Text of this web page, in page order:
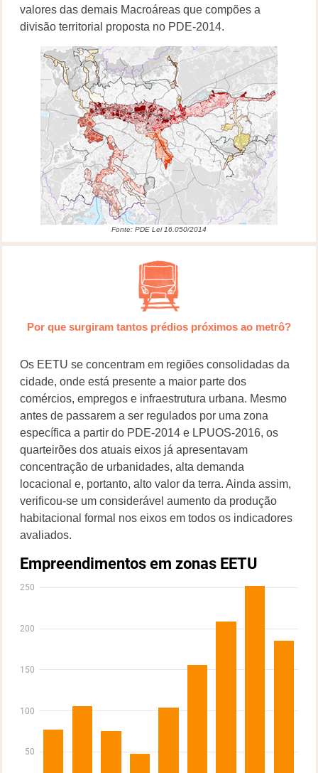
valores das demais Macroáreas que compões a
divisão territorial proposta no PDE-2014.
Fonte: PDE Lei 16.050/2014
Por que surgiram tantos prédios próximos ao metrô?
Os EETU se concentram em regiões consolidadas da
cidade, onde está presente a maior parte dos
comércios, empregos e infraestrutura urbana. Mesmo
antes de passarem a ser regulados por uma zona
específica a partir do PDE-2014 e LPUOS-2016, os
quarteirões dos atuais eixos já apresentavam
concentração de urbanidades, alta demanda
locacional e, portanto, alto valor da terra. Ainda assim,
verificou-se um considerável aumento da produção
habitacional formal nos eixos em todos os indicadores
avaliados.